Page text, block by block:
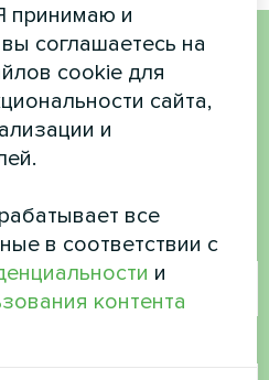
или у вас
принимаю и
соглашаетесь на
cookie для
сайта,
и
все
в соответствии с
и
контента